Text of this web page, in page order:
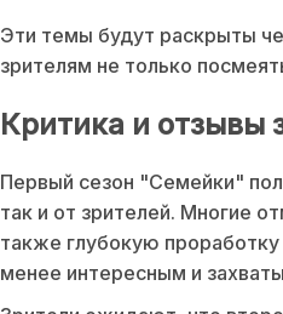
Эти темы будут раскрыты
зрителям не только
Критика и отзывы
Первый сезон "Семейки"
так и от зрителей. Многие
также глубокую
менее интересным и